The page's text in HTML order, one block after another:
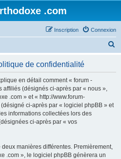
.com
Connexion
Inscription
de confidentialité
en détail comment « forum -
affiliés (désignés ci-après par « nous »,
.com » et « http://www.forum-
ci-après par « logiciel phpBB » et
informations collectées lors des
ci-après par « vos
manières différentes. Premièrement,
.com », le logiciel phpBB génèrera un